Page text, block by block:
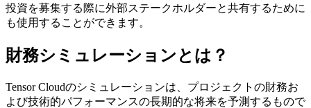
投資を募集する際に外部ステークホルダーと共有するために
も使用することができます。
財務シミュレーションとは？
Tensor Cloudのシミュレーションは、プロジェクトの財務お
よび技術的パフォーマンスの長期的な将来を予測するもので